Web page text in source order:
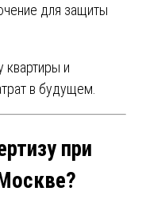
для защиты
квартиры и
в будущем.
при